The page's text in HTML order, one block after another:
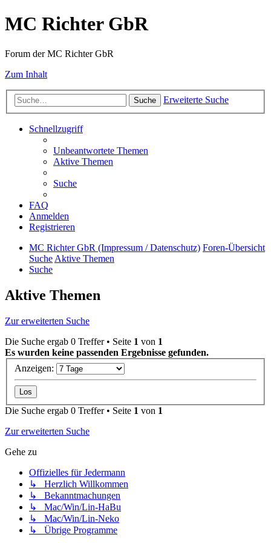
MC Richter GbR
Forum der MC Richter GbR
Zum Inhalt
Suche Erweiterte Suche
Schnellzugriff
Unbeantwortete Themen
Aktive Themen
Suche
FAQ
Anmelden
Registrieren
MC Richter GbR (Impressum / Datenschutz) Foren-Übersicht
SucheAktive Themen
Suche
Aktive Themen
Zur erweiterten Suche
Die Suche ergab 0 Treffer • Seite 1 von 1
Es wurden keine passenden Ergebnisse gefunden.
Anzeigen:
Die Suche ergab 0 Treffer • Seite 1 von 1
Zur erweiterten Suche
Gehe zu
Offizielles für Jedermann
↳ Herzlich Willkommen
↳ Bekanntmachungen
↳ Mac/Win/Lin-HaBu
↳ Mac/Win/Lin-Neko
↳ Übrige Programme